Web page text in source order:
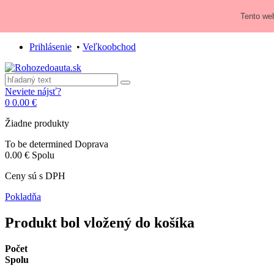
Prihlásenie • Veľkoobchod
Neviete nájsť?
0 0.00 €
Žiadne produkty
To be determined Doprava
0.00 € Spolu
Ceny sú s DPH
Pokladňa
Produkt bol vložený do košíka
Počet
Spolu
Tento